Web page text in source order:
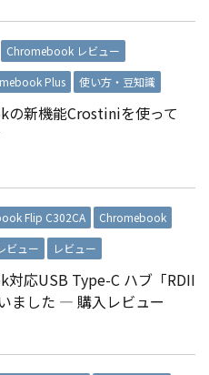
Chromebook レビュー
Plus
使い方・豆知識
の新機能Crostiniを使って
Flip C302CA
Chromebook
ビュー
レビュー
応USB Type-C ハブ「RDII
ました ― 購入レビュー